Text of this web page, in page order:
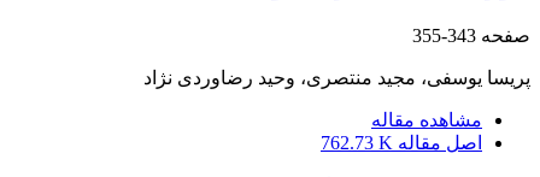
صفحه 343-355
پریسا یوسفی، مجید منتصری، وحید رضاوردی نژاد
مشاهده مقاله
اصل مقاله 762.73 K